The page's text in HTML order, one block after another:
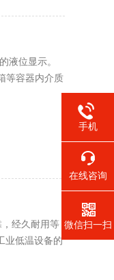
液位显示。
等容器内介质
经久耐用等
业低温设备的
手机
在线咨询
微信扫一扫